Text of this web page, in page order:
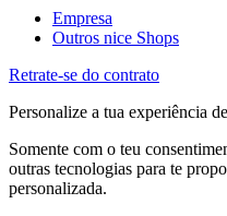
Empresa
Outros nice Shops
Retrate-se do contrato
Personalize a tua experiência
Somente com o teu
outras tecnologias para te
personalizada.